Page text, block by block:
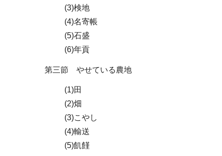
(3)検地
(4)名寄帳
(5)石盛
(6)年貢
第三節 やせている農地
(1)田
(2)畑
(3)こやし
(4)輸送
(5)飢饉